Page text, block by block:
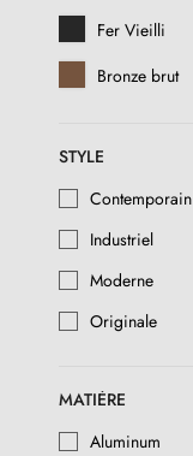
Fer Vieilli
Bronze brut
STYLE
Contemporain
Industriel
Moderne
Originale
MATIÈRE
Aluminum